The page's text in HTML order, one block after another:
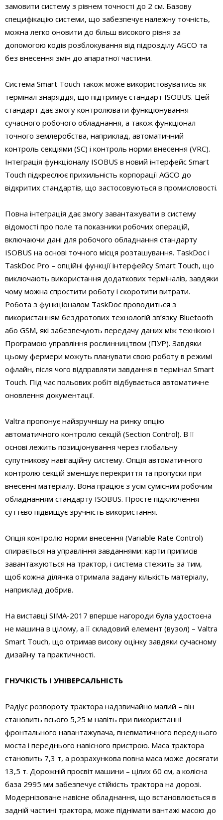
замовити систему з рівнем точності до 2 см. Базову
специфікацію системи, що забезпечує належну точність,
можна легко оновити до більш високого рівня за
допомогою кодів розблокування від підрозділу AGCO та
без внесення змін до апаратної частини.
Система Smart Touch також може використовуватись як
термінал знаряддя, що підтримує стандарт ISOBUS. Цей
стандарт дає змогу контролювати функціонування
сучасного робочого обладнання, а також функціонал
точного землеробства, наприклад, автоматичний
контроль секціями (SC) і контроль норми внесення (VRC).
Інтеграція функціоналу ISOBUS в новий інтерфейс Smart
Touch підкреслює прихильність корпорації AGCO до
відкритих стандартів, що застосовуються в промисловості.
Повна інтеграція дає змогу завантажувати в систему
відомості про поле та показники робочих операцій,
включаючи дані для робочого обладнання стандарту
ISOBUS на основі точного місця розташування. TaskDoc і
TaskDoc Pro – опційні функції інтерфейсу Smart Touch, що
виключають використання додаткових терміналів, завдяки
чому можна спростити роботу і скоротити витрати.
Робота з функціоналом TaskDoc проводиться з
використанням бездротових технологій зв’язку Bluetooth
або GSM, які забезпечують передачу даних між технікою і
Програмою управління рослинництвом (ПУР). Завдяки
цьому фермери можуть планувати свою роботу в режимі
офлайн, після чого відправляти завдання в термінал Smart
Touch. Під час польових робіт відбувається автоматичне
оновлення документації.
Valtra пропонує найзручнішу на ринку опцію
автоматичного контролю секцій (Section Control). В її
основі лежить позиціонування через глобальну
супутникову навігаційну систему. Опція автоматичного
контролю секцій зменшує перекриття та пропуски при
внесенні матеріалу. Вона працює з усім сумісним робочим
обладнанням стандарту ISOBUS. Просте підключення
суттєво підвищує зручність використання.
Опція контролю норми внесення (Variable Rate Control)
спирається на управління завданнями: карти приписів
завантажуються на трактор, і система стежить за тим,
щоб кожна ділянка отримала задану кількість матеріалу,
наприклад добрив.
На виставці SIMA-2017 вперше нагороди була удостоєна
не машина в цілому, а її складовий елемент (вузол) – Valtra
Smart Touch, що отримав високу оцінку завдяки сучасному
дизайну та практичності.
ГНУЧКІСТЬ І УНІВЕРСАЛЬНІСТЬ
Радіус розвороту трактора надзвичайно малий – він
становить всього 5,25 м навіть при використанні
фронтального навантажувача, пневматичного переднього
моста і переднього навісного пристрою. Маса трактора
становить 7,3 т, а розрахункова повна маса може досягати
13,5 т. Дорожній просвіт машини – цілих 60 см, а колісна
база 2995 мм забезпечує стійкість трактора на дорозі.
Модернізоване навісне обладнання, що встановлюється в
задній частині трактора, може піднімати вантажі масою до